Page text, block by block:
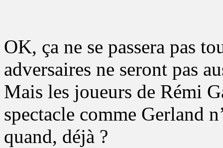
OK, ça ne se passera pas
adversaires ne seront pas
Mais les joueurs de Rémi
spectacle comme Gerland
quand, déjà ?